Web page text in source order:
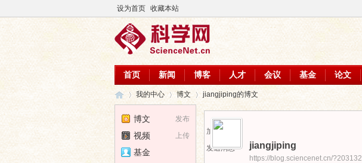
设为首页 收藏本站
首页 新闻 博客 人才 会议 基金 论文
›
我的中心 博文 jiangjiping的博文
加为好友
发送消息
jiangjiping
https://blog.sciencenet.cn/?203132
发布
博文
上传
视频
基金